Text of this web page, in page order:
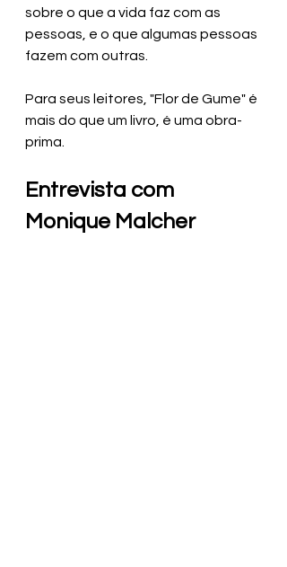
sobre o que a vida faz com as
pessoas, e o que algumas pessoas
fazem com outras.
Para seus leitores, "Flor de Gume" é
mais do que um livro, é uma obra-
prima.
Entrevista com
Monique Malcher